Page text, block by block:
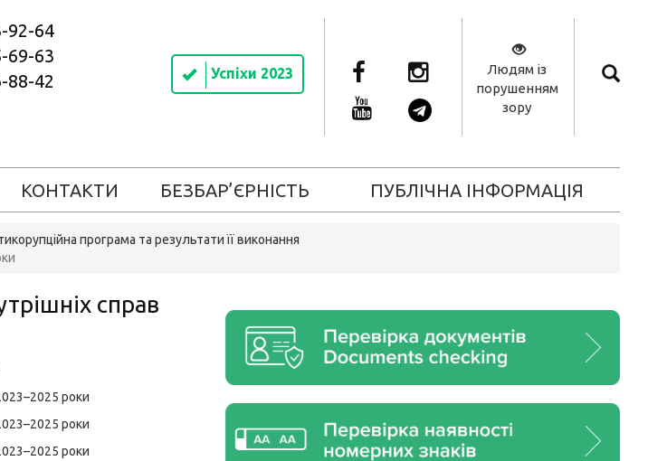
92-64
69-63
88-42
Успіхи 2023
Людям із
порушенням
зору
КОНТАКТИ БЕЗБАР’ЄРНІСТЬ ПУБЛІЧНА ІНФОРМАЦІЯ
програма та результати її виконання
справ
роки
роки
роки